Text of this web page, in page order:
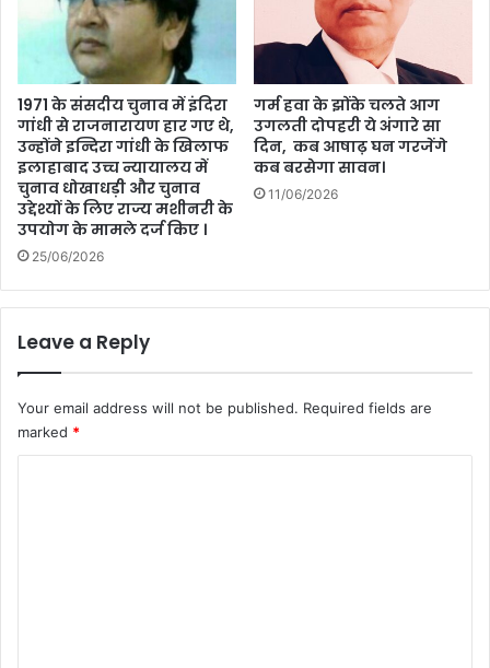
1971 के संसदीय चुनाव में इंदिरा
गांधी से राजनारायण हार गए थे,
उन्होंने इन्दिरा गांधी के खिलाफ
इलाहाबाद उच्च न्यायालय में
चुनाव धोखाधड़ी और चुनाव
उद्देश्यों के लिए राज्य मशीनरी के
उपयोग के मामले दर्ज किए ।
25/06/2026
गर्म हवा के झोंके चलते आग
उगलती दोपहरी ये अंगारे सा
दिन, कब आषाढ़ घन गरजेंगे
कब बरसेगा सावन।
11/06/2026
Leave a Reply
Your email address will not be published. Required fields are
marked *